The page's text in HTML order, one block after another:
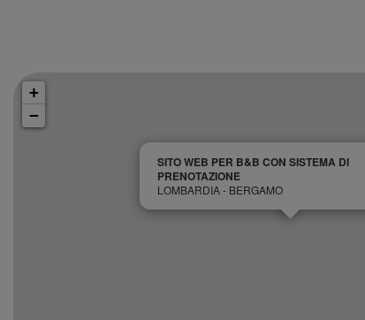
SITO WEB PER B&B CON SISTEMA DI
PRENOTAZIONE
LOMBARDIA - BERGAMO
+
−